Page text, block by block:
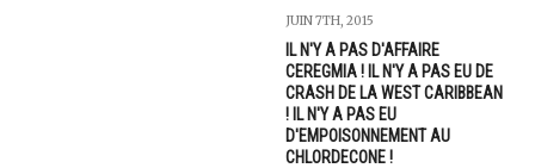
JUIN 7TH, 2015
IL N'Y A PAS D'AFFAIRE
CEREGMIA ! IL N'Y A PAS EU DE
CRASH DE LA WEST CARIBBEAN
! IL N'Y A PAS EU
D'EMPOISONNEMENT AU
CHLORDECONE !